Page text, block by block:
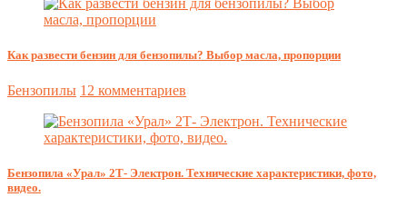
Как развести бензин для бензопилы? Выбор масла, пропорции
Бензопилы 12 комментариев
Бензопила «Урал» 2Т- Электрон. Технические характеристики, фото,
видео.